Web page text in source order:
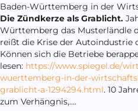
Baden-Württemberg in der
Die Zündkerze als Grablicht.
Württemberg das Musterländle
reißt die Krise der Autoindustrie
Können sich die Betriebe
lesen: https://www.spiegel.de/
wuerttemberg-in-der-
grablicht-a-1294294.html. 10
zum Verhängnis,….